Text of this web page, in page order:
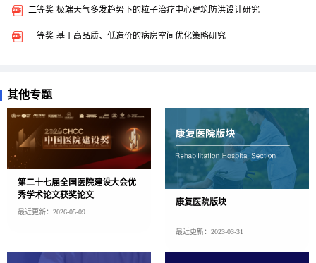
二等奖-极端天气多发趋势下的粒子治疗中心建筑防洪设计研究
一等奖-基于高品质、低造价的病房空间优化策略研究
其他专题
第二十七届全国医院建设大会优
秀学术论文获奖论文
最近更新：2026-05-09
康复医院版块
最近更新：2023-03-31